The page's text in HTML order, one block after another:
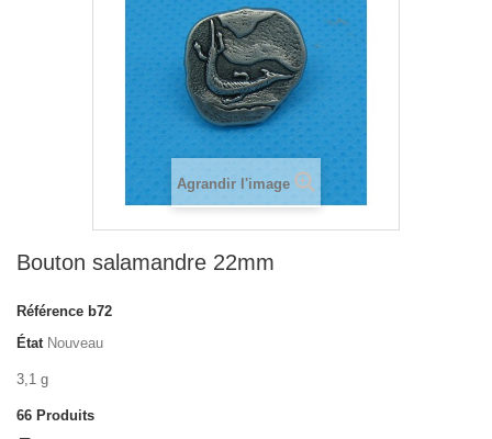
Agrandir l'image
Bouton salamandre 22mm
Référence b72
État Nouveau
3,1 g
66 Produits